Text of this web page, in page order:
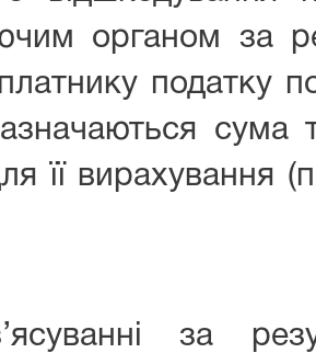
органом за
податку
сума
її вирахування
за